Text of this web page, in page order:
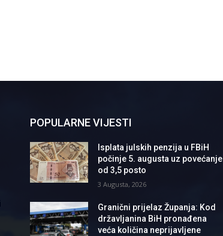
POPULARNE VIJESTI
Isplata julskih penzija u FBiH
počinje 5. augusta uz povećanje
od 3,5 posto
3 Augusta, 2026
Granični prijelaz Županja: Kod
državljanina BiH pronađena
veća količina neprijavljene